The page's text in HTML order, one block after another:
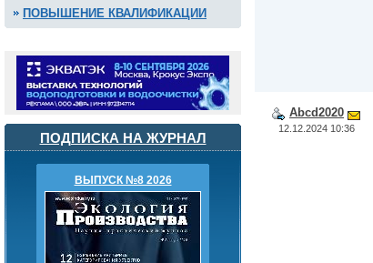
ПОВЫШЕНИЕ КВАЛИФИКАЦИИ
ПОДПИСКА НА ЖУРНАЛ
ВЫПУСК №8 2026
Abcd2020
12.12.2024 10:36